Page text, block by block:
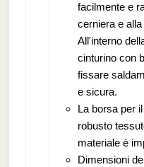
facilmente e
cerniera e
All'interno
cinturino con
fissare
e sicura.
La borsa per
robusto
materiale è
Dimensioni